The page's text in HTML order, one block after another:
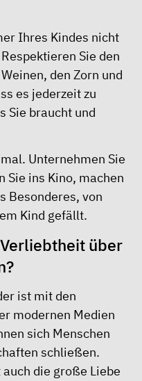
Ihres Kindes nicht
Sie den
den Zorn und
es jederzeit zu
Sie braucht und
Unternehmen Sie
Sie ins Kino, machen
Besonderes, von
Kind gefällt.
über
ist mit den
modernen Medien
sich Menschen
schließen.
die große Liebe